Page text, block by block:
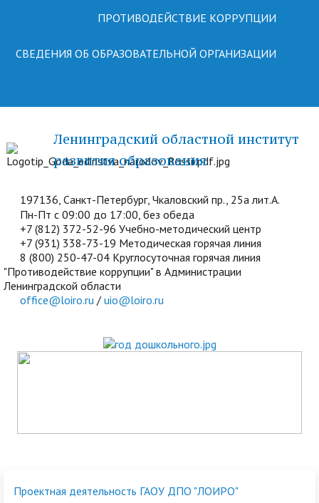
ПРОТИВОДЕЙСТВИЕ КОРРУПЦИИ
СВЕДЕНИЯ ОБ ОБРАЗОВАТЕЛЬНОЙ ОРГАНИЗАЦИИ
Ленинградский областной институт
развития образования
197136, Санкт-Петербург, Чкаловский пр., 25а лит.А.
Пн-Пт с 09:00 до 17:00, без обеда
+7 (812) 372-52-96 Учебно-методический центр
+7 (931) 338-73-19 Методическая горячая линия
8 (800) 250-47-04 Круглосуточная горячая линия
"Противодействие коррупции" в Администрации
Ленинградской области
office@loiro.ru / uio@loiro.ru
Проектная деятельность ГАОУ ДПО "ЛОИРО"